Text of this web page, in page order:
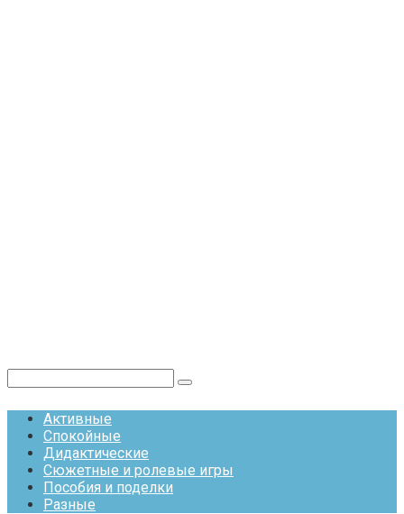
Активные
Спокойные
Дидактические
Сюжетные и ролевые игры
Пособия и поделки
Разные